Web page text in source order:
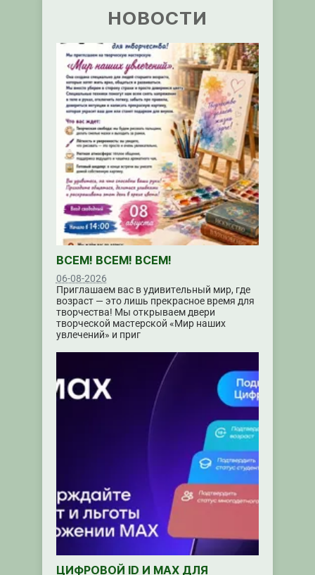
НОВОСТИ
ВСЕМ! ВСЕМ! ВСЕМ!
06-08-2026
Приглашаем вас в удивительный мир, где
возраст — это лишь прекрасное время для
творчества! Мы открываем двери
творческой мастерской «Мир наших
увлечений» и приг
ЦИФРОВОЙ ID И MAX ДЛЯ